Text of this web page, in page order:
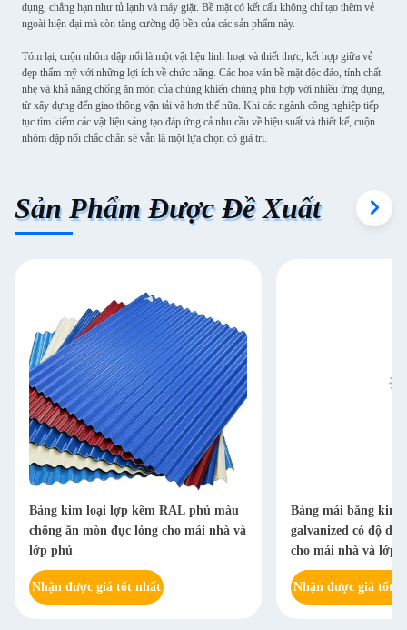
dụng, chẳng hạn như tủ lạnh và máy giặt. Bề mặt có kết cấu không chỉ tạo thêm vẻ
ngoài hiện đại mà còn tăng cường độ bền của các sản phẩm này.
Tóm lại, cuộn nhôm dập nổi là một vật liệu linh hoạt và thiết thực, kết hợp giữa vẻ
đẹp thẩm mỹ với những lợi ích về chức năng. Các hoa văn bề mặt độc đáo, tính chất
nhẹ và khả năng chống ăn mòn của chúng khiến chúng phù hợp với nhiều ứng dụng,
từ xây dựng đến giao thông vận tải và hơn thế nữa. Khi các ngành công nghiệp tiếp
tục tìm kiếm các vật liệu sáng tạo đáp ứng cả nhu cầu về hiệu suất và thiết kế, cuộn
nhôm dập nổi chắc chắn sẽ vẫn là một lựa chọn có giá trị.
Sản Phẩm Được Đề Xuất
Bảng kim loại lợp kẽm RAL phủ màu
chống ăn mòn đục lỏng cho mái nhà và
lớp phủ
Nhận được giá tốt nhất
Bảng mái bằng kim
galvanized có độ
cho mái nhà và lớp
Nhận được giá tốt